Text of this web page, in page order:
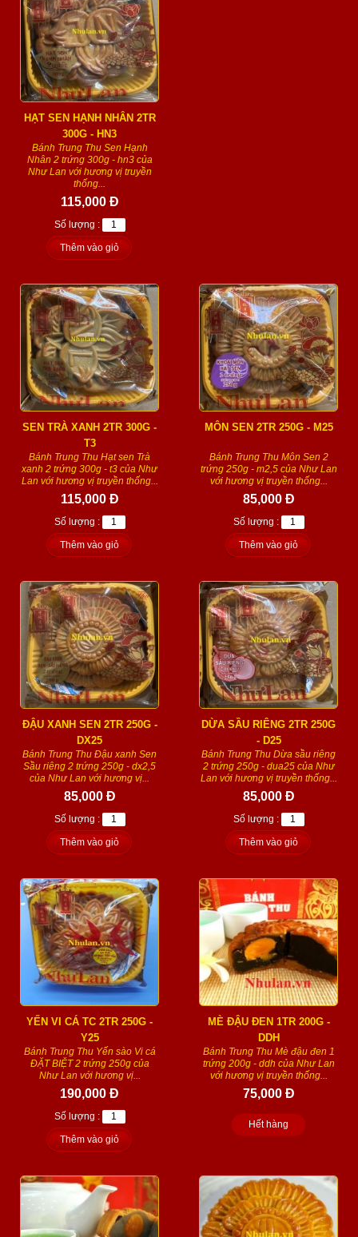
HẠT SEN HẠNH NHÂN 2TR
300G - HN3
Bánh Trung Thu Sen Hạnh
Nhân 2 trứng 300g - hn3 của
Như Lan với hương vị truyền
thống...
115,000 Đ
Số lượng :
Thêm vào giỏ
SEN TRÀ XANH 2TR 300G -
T3
Bánh Trung Thu Hạt sen Trà
xanh 2 trứng 300g - t3 của Như
Lan với hương vị truyền thống...
115,000 Đ
Số lượng :
Thêm vào giỏ
MÔN SEN 2TR 250G - M25
Bánh Trung Thu Môn Sen 2
trứng 250g - m2,5 của Như Lan
với hương vị truyền thống...
85,000 Đ
Số lượng :
Thêm vào giỏ
ĐẬU XANH SEN 2TR 250G -
DX25
Bánh Trung Thu Đậu xanh Sen
Sầu riêng 2 trứng 250g - dx2,5
của Như Lan với hương vị...
85,000 Đ
Số lượng :
Thêm vào giỏ
DỪA SẦU RIÊNG 2TR 250G
- D25
Bánh Trung Thu Dừa sầu riêng
2 trứng 250g - dua25 của Như
Lan với hương vị truyền thống...
85,000 Đ
Số lượng :
Thêm vào giỏ
YẾN VI CÁ TC 2TR 250G -
Y25
Bánh Trung Thu Yến sào Vi cá
ĐẶT BIỆT 2 trứng 250g của
Như Lan với hương vị...
190,000 Đ
Số lượng :
Thêm vào giỏ
MÈ ĐẬU ĐEN 1TR 200G -
DDH
Bánh Trung Thu Mè đậu đen 1
trứng 200g - ddh của Như Lan
với hương vị truyền thống...
75,000 Đ
Hết hàng